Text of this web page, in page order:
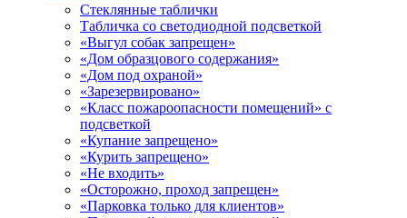
Стеклянные таблички
Табличка со светодиодной подсветкой
«Выгул собак запрещен»
«Дом образцового содержания»
«Дом под охраной»
«Зарезервировано»
«Класс пожароопасности помещений» с
подсветкой
«Купание запрещено»
«Курить запрещено»
«Не входить»
«Осторожно, проход запрещен»
«Парковка только для клиентов»